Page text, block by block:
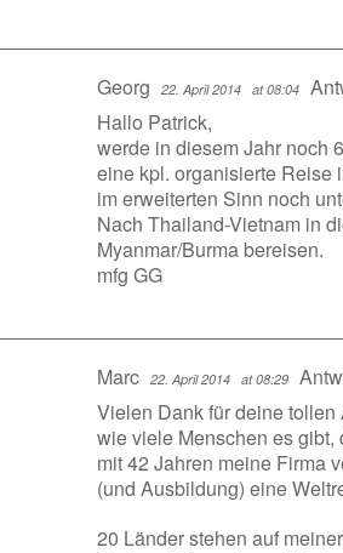
Georg 22. April 2014 at 08:04
Hallo Patrick,
werde in diesem Jahr noch
eine kpl. organisierte Reise
im erweiterten Sinn noch
Nach Thailand-Vietnam in
Myanmar/Burma bereisen.
mfg GG
Marc 22. April 2014 at 08:29
Vielen Dank für deine
wie viele Menschen es
mit 42 Jahren meine Firma
(und Ausbildung) eine
20 Länder stehen auf